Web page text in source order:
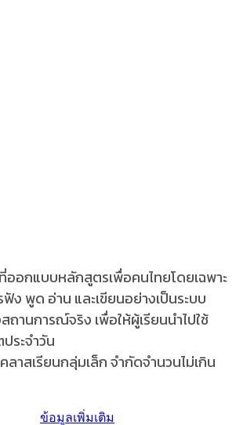
ออกแบบหลักสูตรเพื่อคนไทยโดยเฉพาะ
ง พูด อ่าน และเขียนอย่างเป็นระบบ
านการณ์จริง เพื่อให้ผู้เรียนนำไปใช้
ระจำวัน
าสเรียนกลุ่มเล็ก จำกัดจำนวนไม่เกิน
ข้อมูลเพิ่มเติม